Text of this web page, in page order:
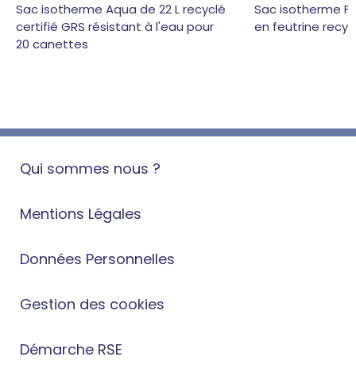
Sac isotherme Aqua de 22 L recyclé
certifié GRS résistant à l'eau pour
20 canettes
Sac isotherme
en feutrine
Qui sommes nous ?
Mentions Légales
Données Personnelles
Gestion des cookies
Démarche RSE